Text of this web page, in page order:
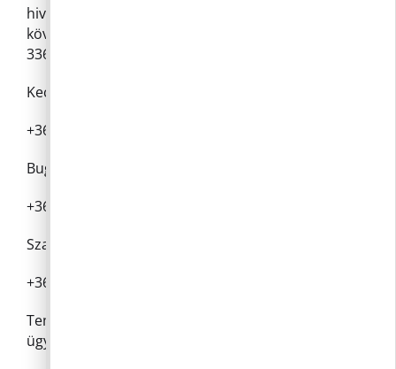
hivatali nagyterem és focipálya bérlését a
következő számon lehet intézni: 06-26-
336028/130 mellék, 8-12 óra között
Kecskés Éva könyvelő
+36 26 336 028 /113 mellék
Bugár Éva, pénzügyi ügyintéző
+36 26 336 028 /113 mellék
Szalainé Meződi Adrienn humánpolitikai referens
+36 26 336 028 /128 mellék
Temleitner Lászlóné pénztáros, pénzügyi
ügyintéző